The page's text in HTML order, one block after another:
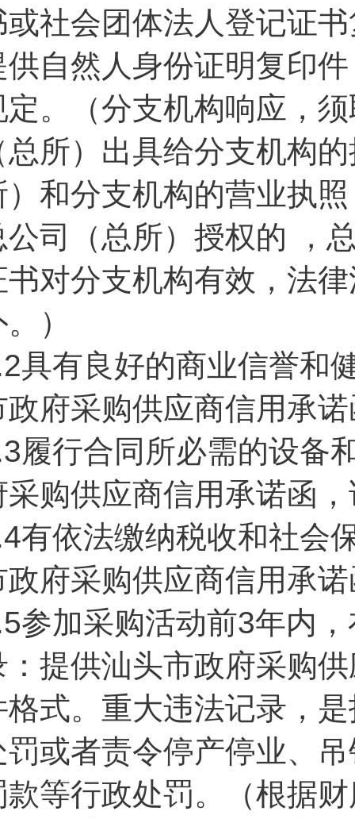
或社会团体法人登记证
供自然人身份证明复印
定。（分支机构响应，
总所）出具给分支机构
）和分支机构的营业执
公司（总所）授权的 ，
书对分支机构有效，法
）
具有良好的商业信誉和
政府采购供应商信用承
履行合同所必需的设备
采购供应商信用承诺函
有依法缴纳税收和社会
政府采购供应商信用承
参加采购活动前3年内
：提供汕头市政府采购
格式。重大违法记录，
罚或者责令停产停业、
款等行政处罚。（根据